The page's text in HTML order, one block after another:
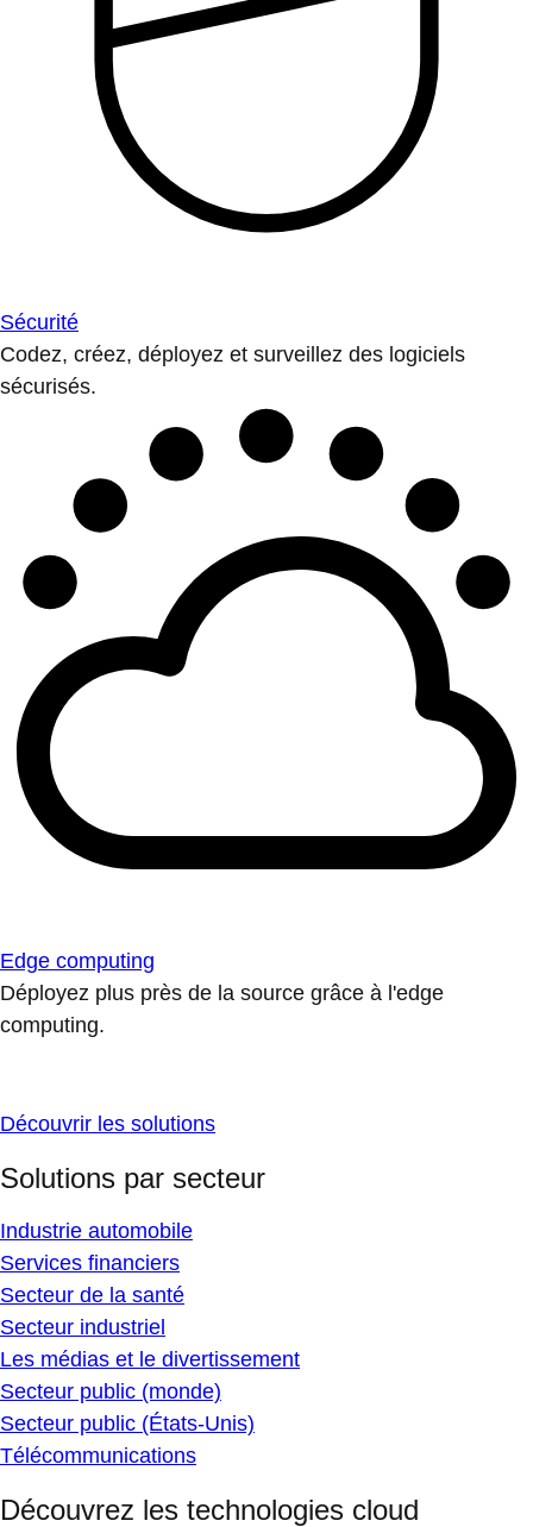
Sécurité
Codez, créez, déployez et surveillez des logiciels
sécurisés.
Edge computing
Déployez plus près de la source grâce à l'edge
computing.
Découvrir les solutions
Solutions par secteur
Industrie automobile
Services financiers
Secteur de la santé
Secteur industriel
Les médias et le divertissement
Secteur public (monde)
Secteur public (États-Unis)
Télécommunications
Découvrez les technologies cloud